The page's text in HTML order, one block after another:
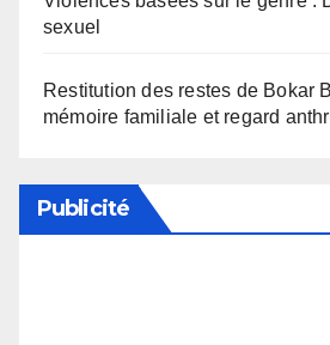
sexuel
Restitution des restes de Bokar
mémoire familiale et regard
Publicité